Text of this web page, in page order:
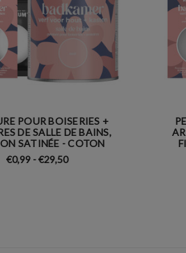
POUR BOISERIES +
DE SALLE DE BAINS,
SATINÉE - COTON
€0,99 - €29,50